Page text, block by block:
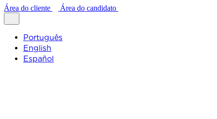
Área do cliente Área do candidato
Português
English
Español